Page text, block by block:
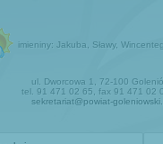
imieniny: Jakuba, Sławy,
ul. Dworcowa 1, 72-100
tel. 91 471 02 65, fax 91 471 02
sekretariat@powiat-